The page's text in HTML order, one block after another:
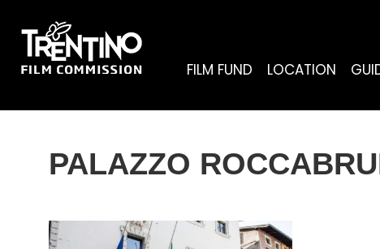
FILM FUND LOCATION
PALAZZO